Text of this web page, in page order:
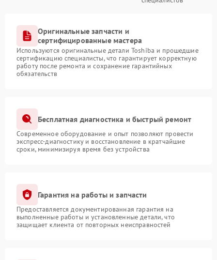
Оригинальные запчасти и
сертифицированные мастера
Используются оригинальные детали Toshiba и прошедшие
сертификацию специалисты, что гарантирует корректную
работу после ремонта и сохранение гарантийных
обязательств
Бесплатная диагностика и быстрый ремонт
Современное оборудование и опыт позволяют провести
экспресс-диагностику и восстановление в кратчайшие
сроки, минимизируя время без устройства
Гарантия на работы и запчасти
Предоставляется документированная гарантия на
выполненные работы и установленные детали, что
защищает клиента от повторных неисправностей